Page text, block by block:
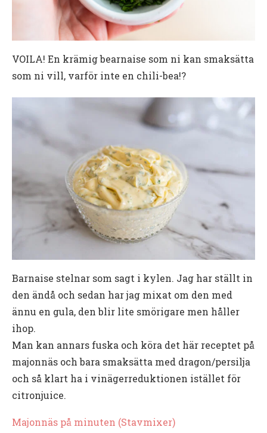
VOILA! En krämig bearnaise som ni kan smaksätta
som ni vill, varför inte en chili-bea!?
Barnaise stelnar som sagt i kylen. Jag har ställt in
den ändå och sedan har jag mixat om den med
ännu en gula, den blir lite smörigare men håller
ihop.
Man kan annars fuska och köra det här receptet på
majonnäs och bara smaksätta med dragon/persilja
och så klart ha i vinägerreduktionen istället för
citronjuice.
Majonnäs på minuten (Stavmixer)